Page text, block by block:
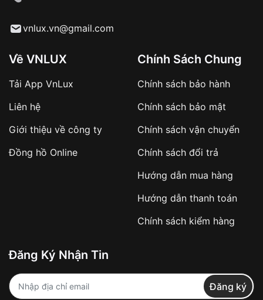
Từ khóa SEO:
sản phẩm đặc biệt
Khách hàng cần
đặt cọc trước 10% giá trị đơn
hàng
Số tiền còn lại thanh toán khi nhận hàng hoặc
✔️ Hạn chế tình trạng hủy đơn không mong
Từ khóa SEO:
vnlux.vn@gmail.com
Về VNLUX
Tải App VnLux
Liên hệ
Giới thiệu về công ty
Đồng hồ Online
Chính Sách Chung
Chính sách bảo hành
Chính sách bảo mật
Chính sách vận chuyển
Chính sách đổi trả
Hướng dẫn mua hàng
Hướng dẫn thanh toán
Chính sách kiểm hàng
Đăng Ký Nhận Tin
Đăng ký